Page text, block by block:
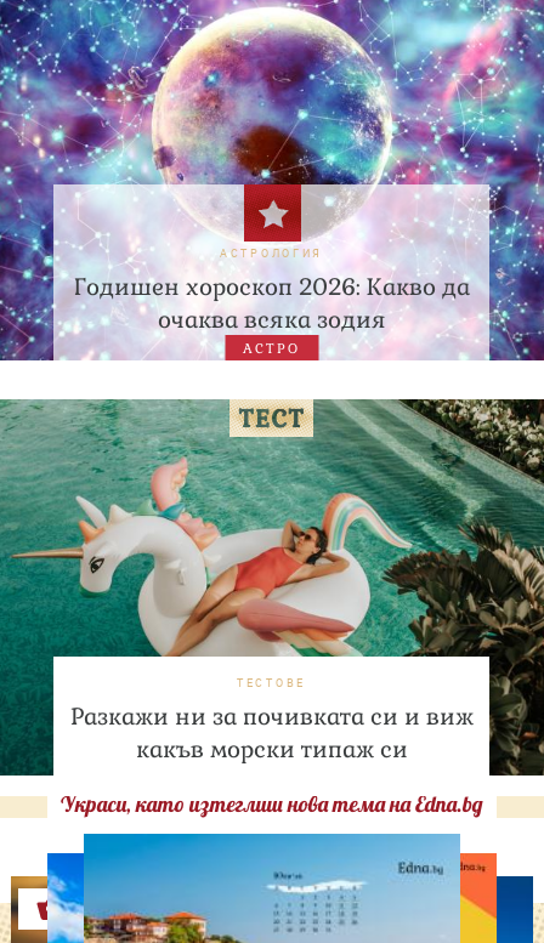
АСТРОЛОГИЯ
Годишен хороскоп 2026: Какво да
очаква всяка зодия
АСТРО
ТЕСТОВЕ
Разкажи ни за почивката си и виж
какъв морски типаж си
Украси, като изтеглиш нова тема на Edna.bg
Оферти